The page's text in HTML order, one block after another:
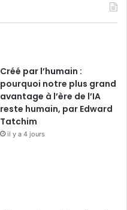
Créé par l’humain :
pourquoi notre plus grand
avantage à l’ère de l’IA
reste humain, par Edward
Tatchim
il y a 4 jours